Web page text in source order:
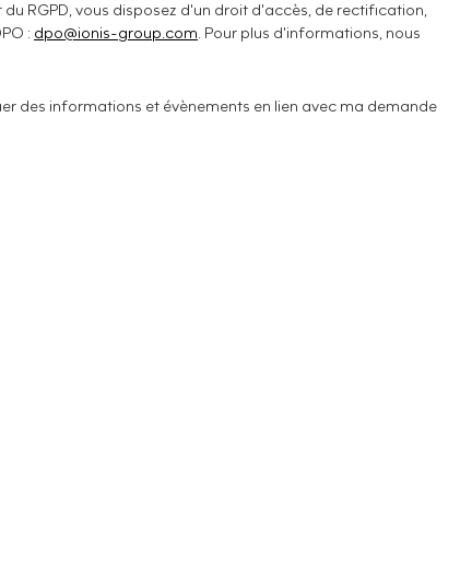
RGPD, vous disposez d'un droit d'accès, de rectification,
: dpo@ionis-group.com. Pour plus d'informations, nous
des informations et évènements en lien avec ma demande